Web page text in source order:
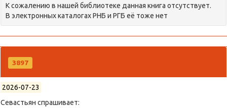
К сожалению в нашей библиотеке данная книга отсутствует.
В электронных каталогах РНБ и РГБ её тоже нет
3897
2026-07-23
Севастьян спрашивает: